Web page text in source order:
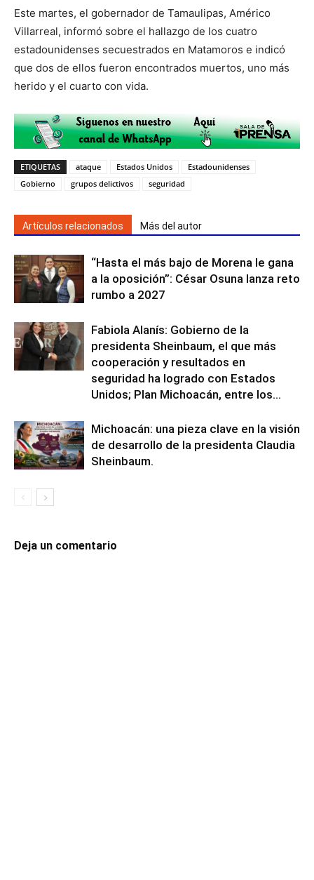
Este martes, el gobernador de Tamaulipas, Américo
Villarreal, informó sobre el hallazgo de los cuatro
estadounidenses secuestrados en Matamoros e indicó
que dos de ellos fueron encontrados muertos, uno más
herido y el cuarto con vida.
ETIQUETAS ataque Estados Unidos
Estadounidenses
Gobierno
grupos delictivos seguridad
Artículos relacionados Más del autor
“Hasta el más bajo de Morena le gana
a la oposición”: César Osuna lanza reto
rumbo a 2027
Fabiola Alanís: Gobierno de la
presidenta Sheinbaum, el que más
cooperación y resultados en
seguridad ha logrado con Estados
Unidos; Plan Michoacán, entre los...
Michoacán: una pieza clave en la visión
de desarrollo de la presidenta Claudia
Sheinbaum.
Deja un comentario